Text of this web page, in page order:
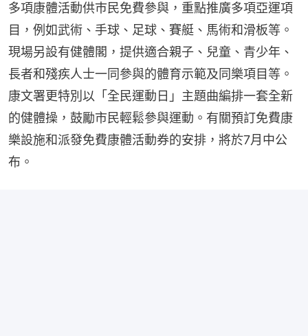
多項康體活動供巿民免費參與，重點推廣多項亞運項
目，例如武術、手球、足球、賽艇、馬術和滑板等。
現場另設有健體閣，提供適合親子、兒童、青少年、
長者和殘疾人士一同參與的體育示範及同樂項目等。
康文署更特別以「全民運動日」主題曲編排一套全新
的健體操，鼓勵市民輕鬆參與運動。有關預訂免費康
樂設施和派發免費康體活動券的安排，將於7月中公
布。